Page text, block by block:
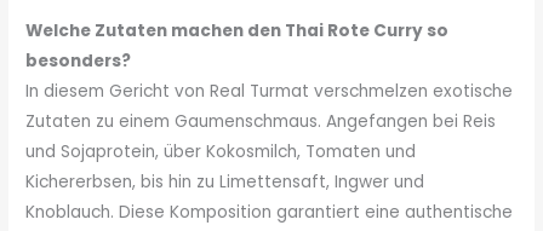
Welche Zutaten machen den Thai Rote Curry so
besonders?
In diesem Gericht von Real Turmat verschmelzen exotische
Zutaten zu einem Gaumenschmaus. Angefangen bei Reis
und Sojaprotein, über Kokosmilch, Tomaten und
Kichererbsen, bis hin zu Limettensaft, Ingwer und
Knoblauch. Diese Komposition garantiert eine authentische